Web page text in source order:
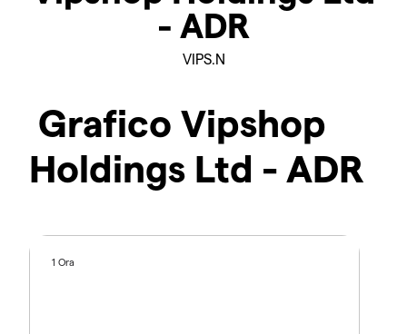
- ADR
VIPS.N
Grafico Vipshop
Holdings Ltd - ADR
1 Ora